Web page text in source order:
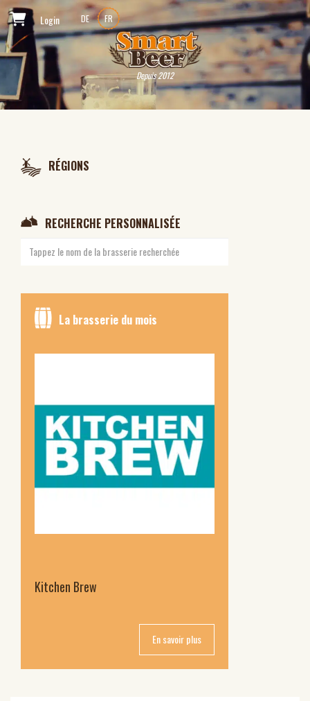
Login DE FR
Depuis 2012
RÉGIONS
RECHERCHE PERSONNALISÉE
La brasserie du mois
Kitchen Brew
En savoir plus